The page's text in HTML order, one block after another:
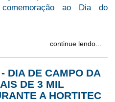
ao Dia do
continue lendo...
DIA DE CAMPO DA
DE 3 MIL
A HORTITEC